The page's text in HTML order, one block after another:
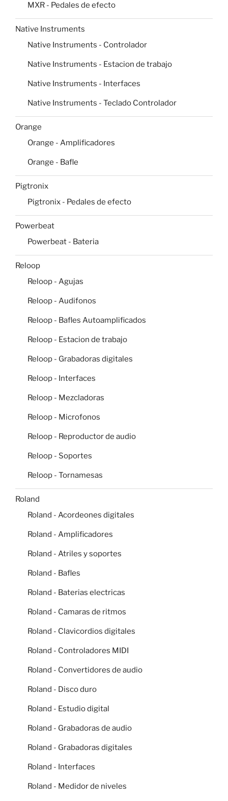
MXR - Pedales de efecto
Native Instruments
Native Instruments - Controlador
Native Instruments - Estacion de trabajo
Native Instruments - Interfaces
Native Instruments - Teclado Controlador
Orange
Orange - Amplificadores
Orange - Bafle
Pigtronix
Pigtronix - Pedales de efecto
Powerbeat
Powerbeat - Bateria
Reloop
Reloop - Agujas
Reloop - Audifonos
Reloop - Bafles Autoamplificados
Reloop - Estacion de trabajo
Reloop - Grabadoras digitales
Reloop - Interfaces
Reloop - Mezcladoras
Reloop - Microfonos
Reloop - Reproductor de audio
Reloop - Soportes
Reloop - Tornamesas
Roland
Roland - Acordeones digitales
Roland - Amplificadores
Roland - Atriles y soportes
Roland - Bafles
Roland - Baterias electricas
Roland - Camaras de ritmos
Roland - Clavicordios digitales
Roland - Controladores MIDI
Roland - Convertidores de audio
Roland - Disco duro
Roland - Estudio digital
Roland - Grabadoras de audio
Roland - Grabadoras digitales
Roland - Interfaces
Roland - Medidor de niveles